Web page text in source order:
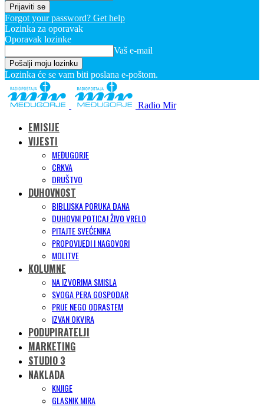
Forgot your password? Get help
Lozinka za oporavak
Oporavak lozinke
Vaš e-mail
Lozinka će se vam biti poslana e-poštom.
Radio Mir
EMISIJE
VIJESTI
MEĐUGORJE
CRKVA
DRUŠTVO
DUHOVNOST
BIBLIJSKA PORUKA DANA
DUHOVNI POTICAJ ŽIVO VRELO
PITAJTE SVEĆENIKA
PROPOVIJEDI I NAGOVORI
MOLITVE
KOLUMNE
NA IZVORIMA SMISLA
SVOGA PERA GOSPODAR
PRIJE NEGO ODRASTEM
IZVAN OKVIRA
PODUPIRATELJI
MARKETING
STUDIO 3
NAKLADA
KNJIGE
GLASNIK MIRA